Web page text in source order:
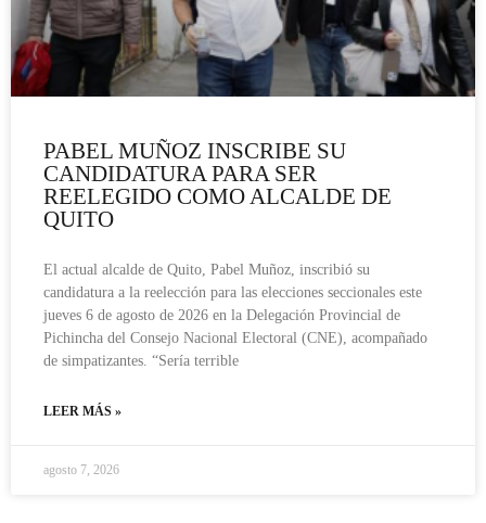
PABEL MUÑOZ INSCRIBE SU
CANDIDATURA PARA SER
REELEGIDO COMO ALCALDE DE
QUITO
El actual alcalde de Quito, Pabel Muñoz, inscribió su
candidatura a la reelección para las elecciones seccionales este
jueves 6 de agosto de 2026 en la Delegación Provincial de
Pichincha del Consejo Nacional Electoral (CNE), acompañado
de simpatizantes. “Sería terrible
LEER MÁS »
agosto 7, 2026